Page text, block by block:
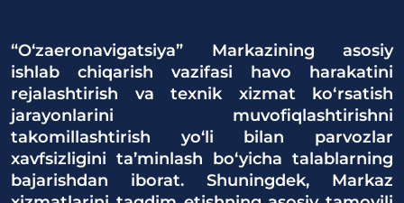
“O‘zaeronavigatsiya” Markazining asosiy
ishlab chiqarish vazifasi havo harakatini
rejalashtirish va texnik xizmat ko‘rsatish
jarayonlarini muvofiqlashtirishni
takomillashtirish yo‘li bilan parvozlar
xavfsizligini ta’minlash bo‘yicha talablarning
bajarishdan iborat. Shuningdek, Markaz